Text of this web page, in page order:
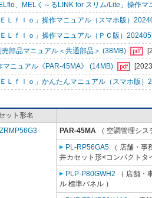
、MELく～るLINK for スリム/Lite」操作マ
Ｌｆｌｏ」操作マニュアル（スマホ版）
Ｌｆｌｏ」操作マニュアル（ＰＣ版）
部品マニュアル＜共通部品＞ (38MB)
マニュアル《PAR-45MA》 (14MB)
Ｌｆｌｏ」かんたんマニュアル（スマホ版）
ット形名
PAR-45MA （ 空調管理シス
PL-RP56GA5 （ 店舗・事
井カセット形<コンパクトタ
PLP-P80GWH2 （ 店舗・
ル 標準パネル ）